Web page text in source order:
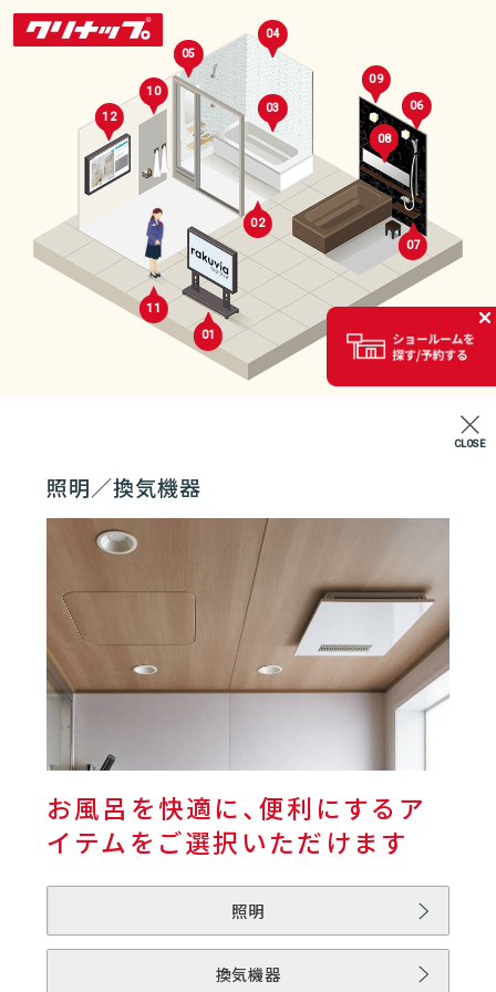
エントランス
バスルーム | rakuvia
01
02 フロア
03 浴槽
04 壁／天井
照明／換気機器
お風呂を快適に、便利にするア
イテムをご選択いただけます
照明
換気機器
CLOSE
07
セレクトルーム
01
02
03
04
05
06
07
08
09
10
11
12